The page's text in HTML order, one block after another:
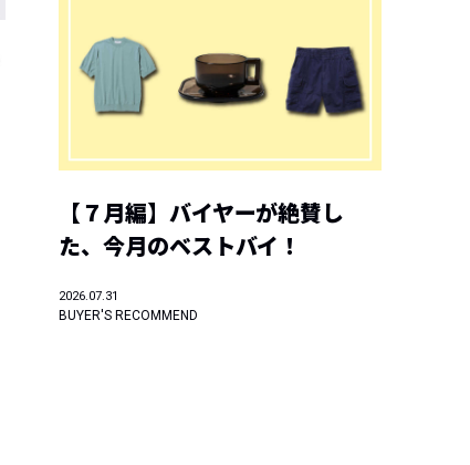
【７月編】バイヤーが絶賛し
た、今月のベストバイ！
2026.07.31
BUYER'S RECOMMEND